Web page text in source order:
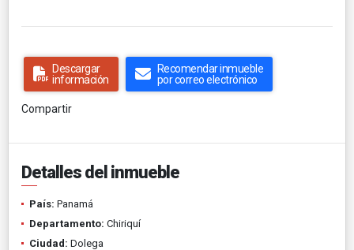
Descargar
información
Recomendar inmueble
por correo electrónico
Compartir
Detalles del inmueble
País: Panamá
Departamento: Chiriquí
Ciudad: Dolega